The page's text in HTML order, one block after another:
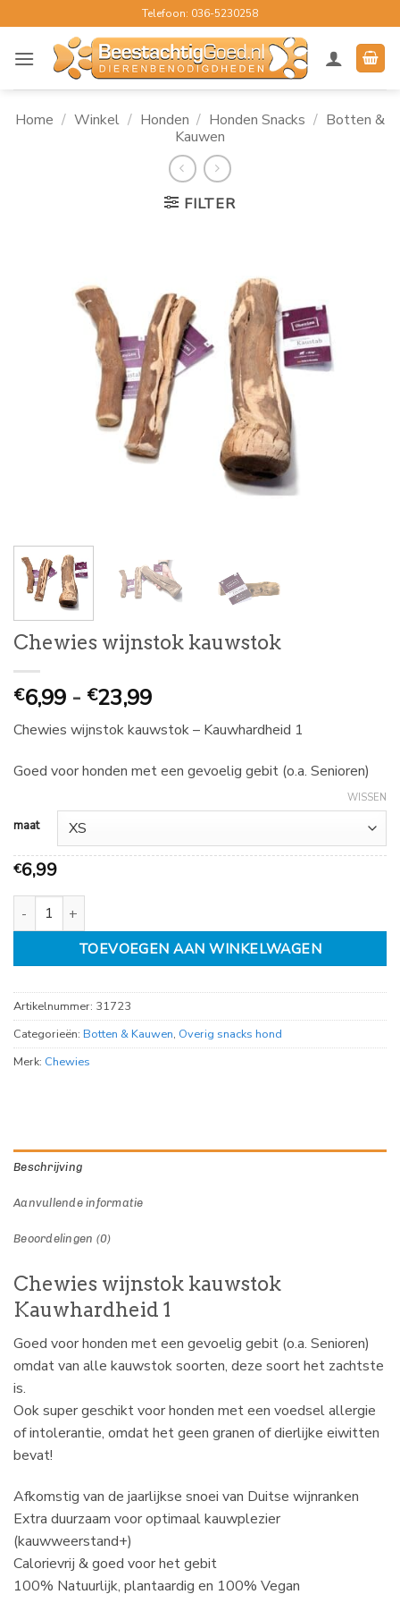
naar
inhoud
Telefoon: 036-5230258
Home / Winkel / Honden / Honden Snacks / Botten &
Kauwen
FILTER
Chewies wijnstok kauwstok
€6,99 - €23,99Prijsklasse:
6,99
tot
€
23,99
Chewies wijnstok kauwstok – Kauwhardheid 1
Goed voor honden met een gevoelig gebit (o.a. Senioren)
maat
WISSEN
€6,99
Chewies wijnstok kauwstok aantal
TOEVOEGEN AAN WINKELWAGEN
Artikelnummer: 31723
Categorieën: Botten & Kauwen, Overig snacks hond
Merk: Chewies
Beschrijving
Aanvullende informatie
Beoordelingen (0)
Chewies wijnstok kauwstok
Kauwhardheid 1
Goed voor honden met een gevoelig gebit (o.a. Senioren)
omdat van alle kauwstok soorten, deze soort het zachtste
is.
Ook super geschikt voor honden met een voedsel allergie
of intolerantie, omdat het geen granen of dierlijke eiwitten
bevat!
Afkomstig van de jaarlijkse snoei van Duitse wijnranken
Extra duurzaam voor optimaal kauwplezier
(kauwweerstand+)
Calorievrij & goed voor het gebit
100% Natuurlijk, plantaardig en 100% Vegan